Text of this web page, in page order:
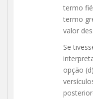
termo
termo
valor
Se
opção